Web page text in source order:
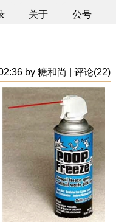
关于 公号
by 糖和尚 | 评论(22)